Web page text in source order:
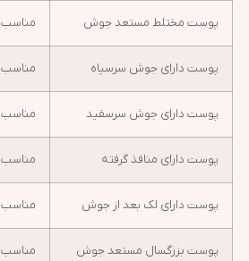
پوست مختلط مستعد جوش مناسب
پوست دارای جوش سرسیاه مناسب
پوست دارای جوش سرسفید مناسب
پوست دارای منافذ گرفته مناسب
پوست دارای لک بعد از جوش مناسب
پوست بزرگسال مستعد جوش مناسب